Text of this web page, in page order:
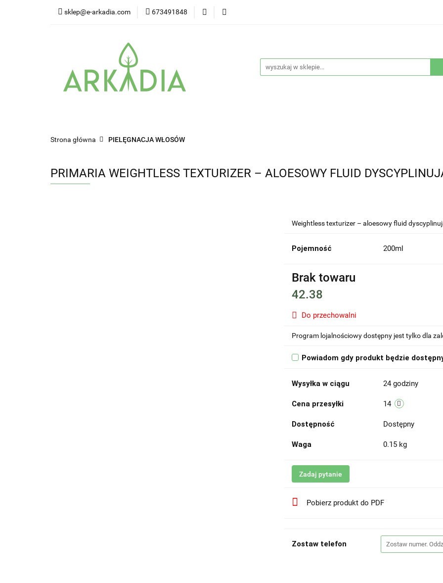
sklep@e-arkadia.com 673491848
Kategorie Producenci
Strona główna PIELĘGNACJA WŁOSÓW
PRIMARIA WEIGHTLESS TEXTURIZER – ALOESOWY FLUID
Weightless texturizer – aloesowy fluid
Pojemność 200ml
Brak towaru
42.38
Do przechowalni
Program lojalnościowy dostępny jest tylko dla
Powiadom gdy produkt będzie
Wysyłka w ciągu 24 godziny
Cena przesyłki 14
Dostępność Dostępny
Waga 0.15 kg
Zadaj pytanie
Pobierz produkt do PDF
Zostaw telefon